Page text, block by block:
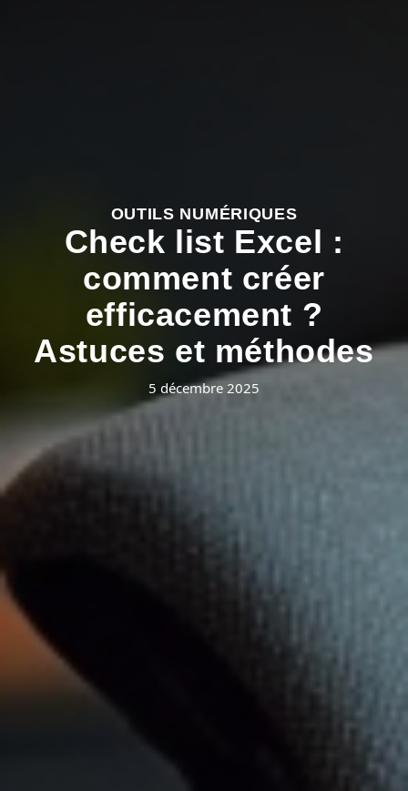
OUTILS NUMÉRIQUES
Check list Excel :
comment créer
efficacement ?
Astuces et méthodes
5 décembre 2025